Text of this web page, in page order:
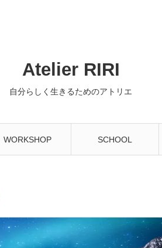
Atelier RIRI
自分らしく生きるためのアトリエ
WORKSHOP SCHOOL